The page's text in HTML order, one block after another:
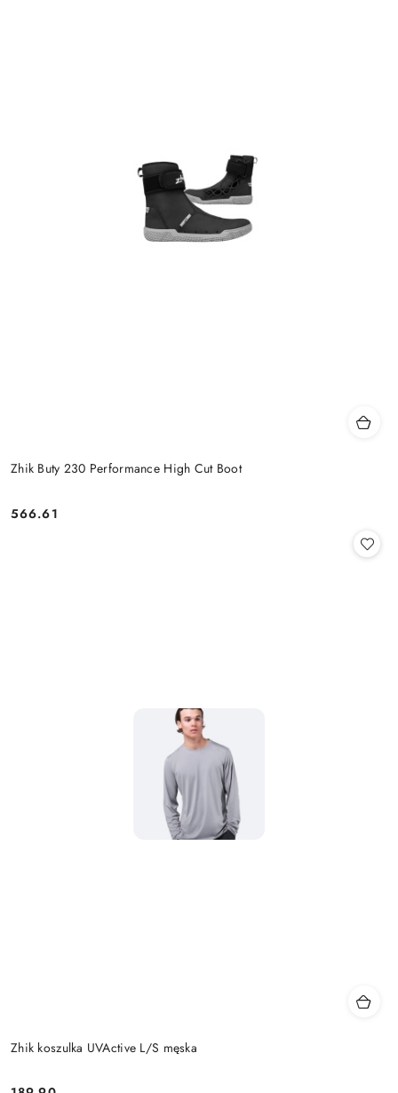
Zhik Buty 230 Performance High Cut Boot
Cena:
566.61
Zhik koszulka UVActive L/S męska